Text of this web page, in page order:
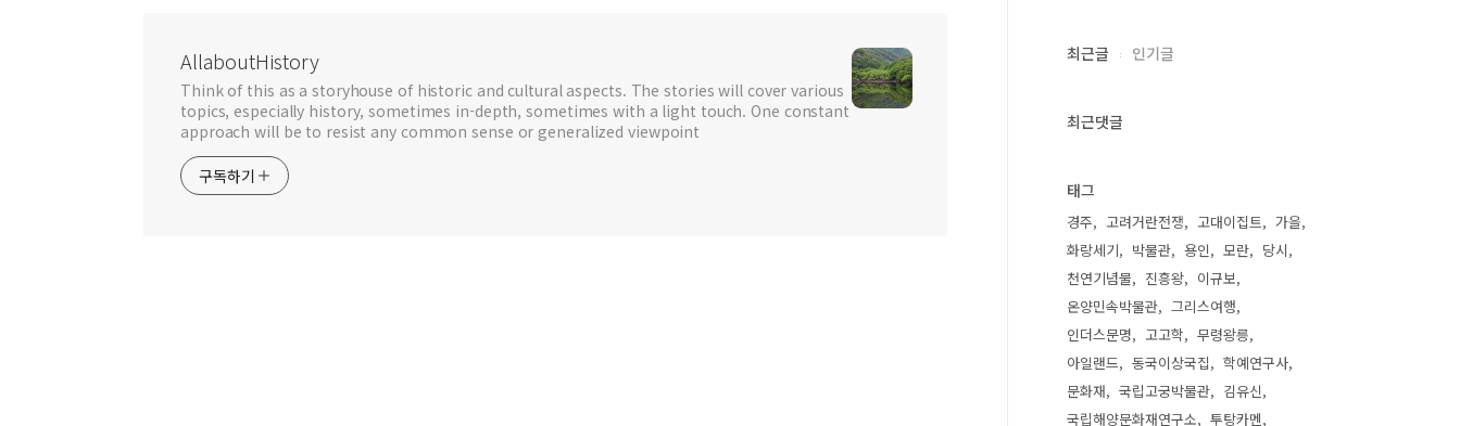
AllaboutHistory
Think of this as a storyhouse of historic and cultural aspects. The stories will cover various
topics, especially history, sometimes in-depth, sometimes with a light touch. One constant
approach will be to resist any common sense or generalized viewpoint
구독하기
최근글 인기글
최근댓글
태그
경주 고려거란전쟁 고대이집트
가을
화랑세기
박물관 용인 모란
당시
천연기념물
진흥왕
이규보
온양민속박물관
그리스여행
인더스문명
고고학
무령왕릉
아일랜드
동국이상국집
학예연구사
문화재
국립고궁박물관
김유신
국립해양문화재연구소
투탕카멘